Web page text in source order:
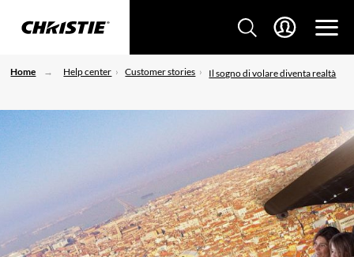
Home Help center Customer stories Il sogno di volare diventa realtà